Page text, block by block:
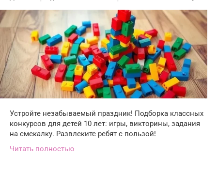
Устройте незабываемый праздник! Подборка классных
конкурсов для детей 10 лет: игры, викторины, задания
на смекалку. Развлеките ребят с пользой!
Читать полностью